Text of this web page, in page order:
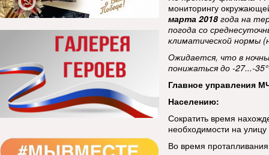
мониторингу
марта 2018 года на
погода со
климатической нормы
Ожидается, что в
понижаться до -27...-35
Главное управления
Населению:
Сократить время
необходимости на улицу
Во время